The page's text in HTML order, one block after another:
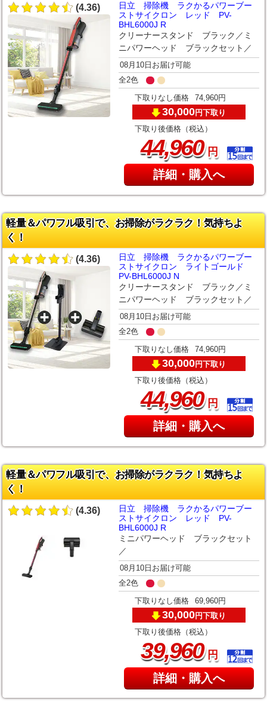
(4.36)
日立 掃除機 ラクかるパワーブー
ストサイクロン レッド PV-
BHL6000J R
クリーナースタンド ブラック／ミ
ニパワーヘッド ブラックセット／
08月10日お届け可能
全2色
下取りなし価格 74,960円
30,000円下取り
下取り後価格（税込）
44,960円
詳細・購入へ
軽量＆パワフル吸引で、お掃除がラクラク！気持ちよ
く！
(4.36)
日立 掃除機 ラクかるパワーブー
ストサイクロン ライトゴールド
PV-BHL6000J N
クリーナースタンド ブラック／ミ
ニパワーヘッド ブラックセット／
08月10日お届け可能
全2色
下取りなし価格 74,960円
30,000円下取り
下取り後価格（税込）
44,960円
詳細・購入へ
軽量＆パワフル吸引で、お掃除がラクラク！気持ちよ
く！
(4.36)
日立 掃除機 ラクかるパワーブー
ストサイクロン レッド PV-
BHL6000J R
ミニパワーヘッド ブラックセット
／
08月10日お届け可能
全2色
下取りなし価格 69,960円
30,000円下取り
下取り後価格（税込）
39,960円
詳細・購入へ